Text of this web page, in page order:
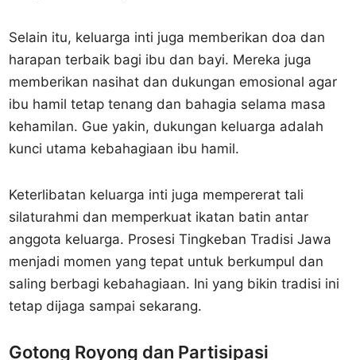
Selain itu, keluarga inti juga memberikan doa dan
harapan terbaik bagi ibu dan bayi. Mereka juga
memberikan nasihat dan dukungan emosional agar
ibu hamil tetap tenang dan bahagia selama masa
kehamilan. Gue yakin, dukungan keluarga adalah
kunci utama kebahagiaan ibu hamil.
Keterlibatan keluarga inti juga mempererat tali
silaturahmi dan memperkuat ikatan batin antar
anggota keluarga. Prosesi Tingkeban Tradisi Jawa
menjadi momen yang tepat untuk berkumpul dan
saling berbagi kebahagiaan. Ini yang bikin tradisi ini
tetap dijaga sampai sekarang.
Gotong Royong dan Partisipasi